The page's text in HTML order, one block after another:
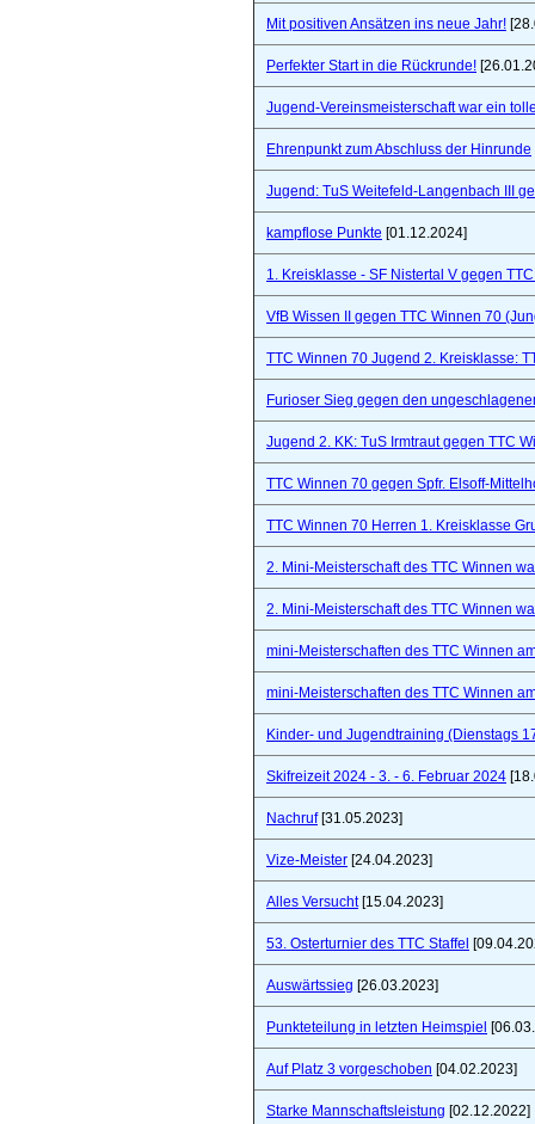
Mit positiven Ansätzen ins neue Jahr!
Perfekter Start in die Rückrunde!
Jugend-Vereinsmeisterschaft war ein
Ehrenpunkt zum Abschluss der Hinrunde
Jugend: TuS Weitefeld-Langenbach III
kampflose Punkte [01.12.2024]
1. Kreisklasse - SF Nistertal V gegen
VfB Wissen II gegen TTC Winnen 70
TTC Winnen 70 Jugend 2. Kreisklasse:
Furioser Sieg gegen den
Jugend 2. KK: TuS Irmtraut gegen TTC
TTC Winnen 70 gegen Spfr. Elsoff-
TTC Winnen 70 Herren 1. Kreisklasse
2. Mini-Meisterschaft des TTC Winnen
2. Mini-Meisterschaft des TTC Winnen
mini-Meisterschaften des TTC Winnen
mini-Meisterschaften des TTC Winnen
Kinder- und Jugendtraining (Dienstags
Skifreizeit 2024 - 3. - 6. Februar 2024
Nachruf[31.05.2023]
Vize-Meister [24.04.2023]
Alles Versucht[15.04.2023]
53. Osterturnier des TTC Staffel
Auswärtssieg [26.03.2023]
Punkteteilung in letzten Heimspiel
Auf Platz 3 vorgeschoben [04.02.2023]
Starke Mannschaftsleistung [02.12.2022]